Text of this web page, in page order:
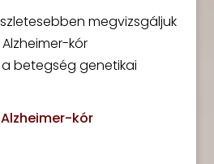
megvizsgáljuk
kór
betegség genetikai
Alzheimer-kór